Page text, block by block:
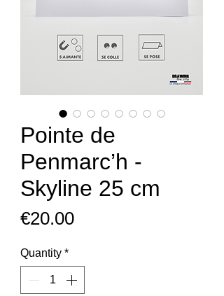
Pointe de
Penmarc’h -
Skyline 25 cm
€20.00Price
Quantity *